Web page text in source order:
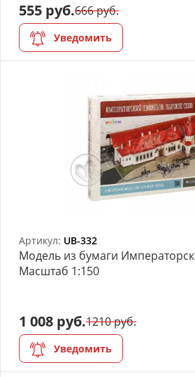
555 руб.666 руб.
Уведомить
Артикул: UB-332
Модель из бумаги Императорский павильон.
Масштаб 1:150
1 008 руб.1210 руб.
Уведомить